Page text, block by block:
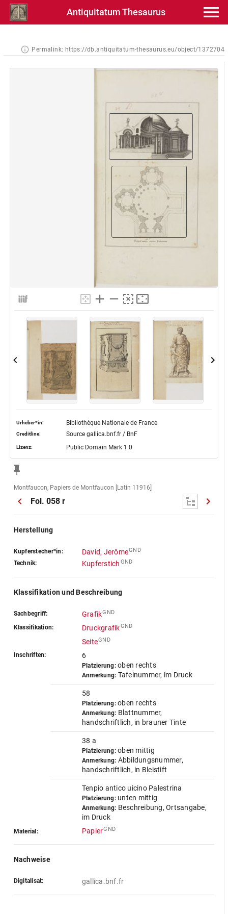
Antiquitatum Thesaurus
Permalink: https://db.antiquitatum-thesaurus.eu/object/1372704
Urheber*in: Bibliothèque Nationale de France
Creditline: Source gallica.bnf.fr / BnF
Lizenz: Public Domain Mark 1.0
Montfaucon, Papiers de Montfaucon [Latin 11916]
Fol. 058 r
Herstellung
Kupferstecher*in: David, JerômeGND
Technik: Kupferstich GND
Klassifikation und Beschreibung
Sachbegriff: GrafikGND
Klassifikation: DruckgrafikGND
SeiteGND
Inschriften: 6
Platzierung:oben rechts
Anmerkung: Tafelnummer, im Druck
58
Platzierung:oben rechts
Anmerkung: Blattnummer,
handschriftlich, in brauner Tinte
38 a
Platzierung:oben mittig
Anmerkung: Abbildungsnummer,
handschriftlich, in Bleistift
Tenpio antico uicino Palestrina
Platzierung:unten mittig
Anmerkung: Beschreibung, Ortsangabe,
im Druck
Material: PapierGND
Nachweise
Digitalisat: gallica.bnf.fr